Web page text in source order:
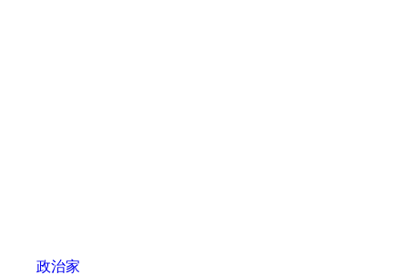
政治家